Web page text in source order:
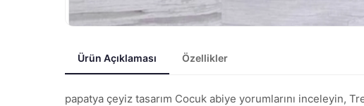
Ürün Açıklaması Özellikler
papatya çeyiz tasarım Cocuk abiye yorumlarını inceleyin,